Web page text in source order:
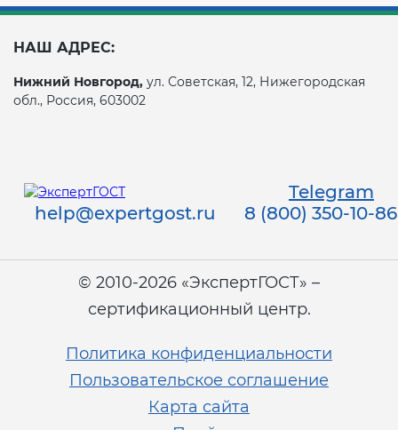
НАШ АДРЕС:
Нижний Новгород, ул. Советская, 12, Нижегородская
обл., Россия, 603002
Telegram
help@expertgost.ru
8 (800) 350-10-86
© 2010-2026 «ЭкспертГОСТ» –
сертификационный центр.
Политика конфиденциальности
Пользовательское соглашение
Карта сайта